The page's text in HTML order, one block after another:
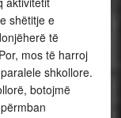
shëtitje e
të
mos të harroj
shkollore.
botojmë